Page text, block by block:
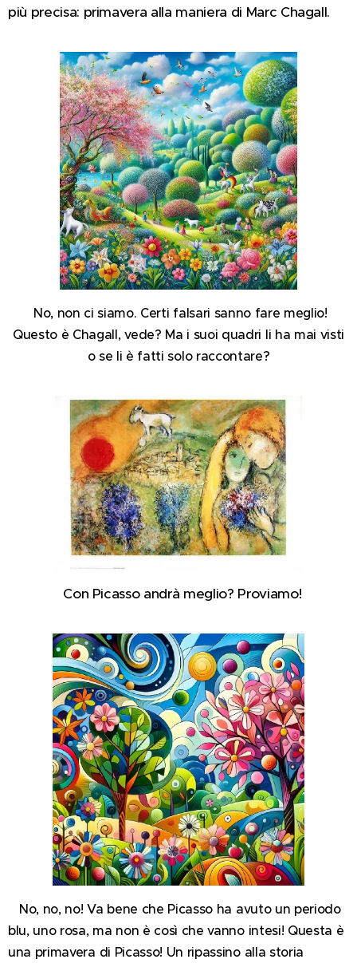
più precisa: primavera alla maniera di Marc Chagall.
No, non ci siamo. Certi falsari sanno fare meglio!
Questo è Chagall, vede? Ma i suoi quadri li ha mai visti
o se li è fatti solo raccontare?
Con Picasso andrà meglio? Proviamo!
No, no, no! Va bene che Picasso ha avuto un periodo
blu, uno rosa, ma non è così che vanno intesi! Questa è
una primavera di Picasso! Un ripassino alla storia